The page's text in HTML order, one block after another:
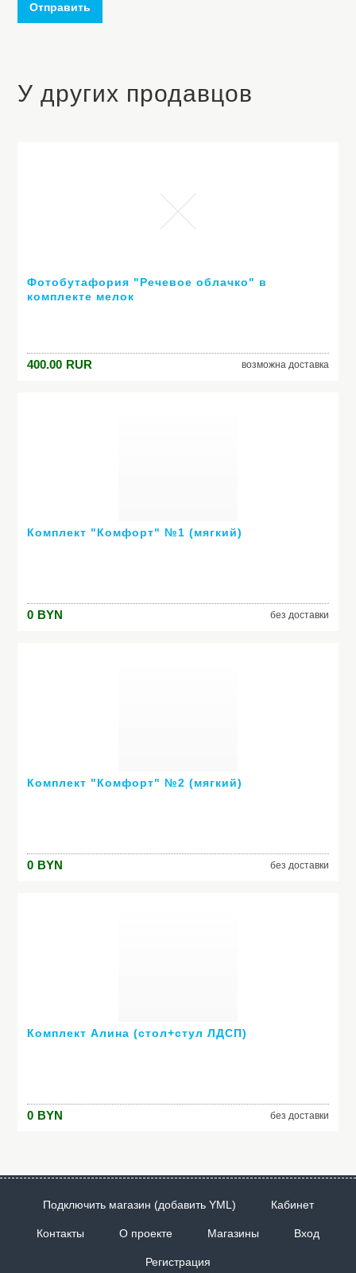
Отправить
У других продавцов
Фотобутафория "Речевое облачко" в
комплекте мелок
400.00 RUR возможна доставка
Комплект "Комфорт" №1 (мягкий)
0 BYN без доставки
Комплект "Комфорт" №2 (мягкий)
0 BYN без доставки
Комплект Алина (стол+стул ЛДСП)
0 BYN без доставки
Подключить магазин (добавить YML) Кабинет
Контакты О проекте Магазины Вход
Регистрация